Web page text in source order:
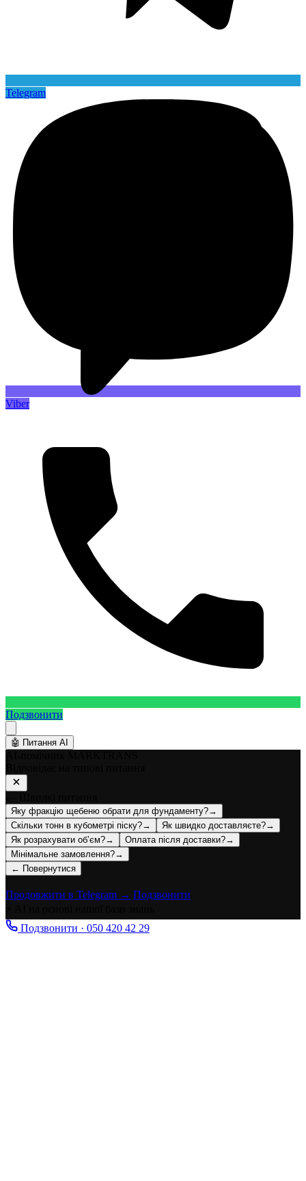
Telegram
Viber
Подзвонити
🤖 Питання AI
Яку фракцію щебеню обрати для фундаменту?→
Скільки тонн в кубометрі піску?→ Як швидко доставляєте?→
Як розрахувати об’єм?→ Оплата після доставки?→
Мінімальне замовлення?→
← Повернутися
Продовжити в Telegram → Подзвонити
Подзвонити · 050 420 42 29